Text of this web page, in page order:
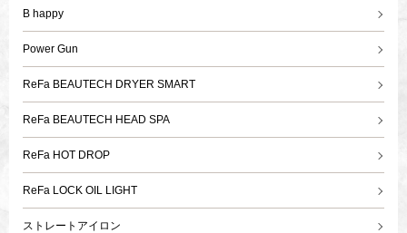
B happy
Power Gun
ReFa BEAUTECH DRYER SMART
ReFa BEAUTECH HEAD SPA
ReFa HOT DROP
ReFa LOCK OIL LIGHT
ストレートアイロン